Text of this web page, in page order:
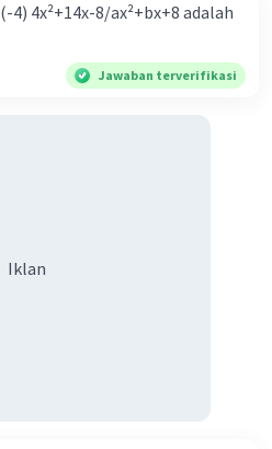
inflasi di mana
(penawaran uang) naik
b. Menimbulkan deflasi di
di mana bentuk kurva jumlah
4x²+14x-8/ax²+bx+8 adalah
Jawaban terverifikasi
Iklan